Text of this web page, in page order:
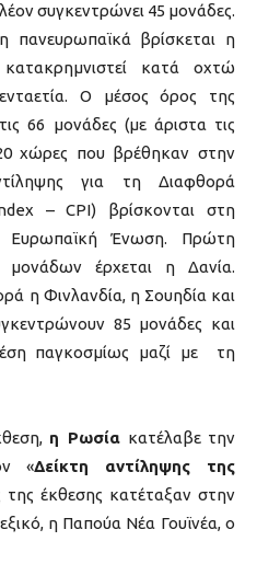
συγκεντρώνει 45 μονάδες.
πανευρωπαϊκά βρίσκεται η
κατά οχτώ
Ο μέσος όρος της
66 μονάδες (με άριστα τις
χώρες που βρέθηκαν στην
για τη Διαφθορά
– CPI) βρίσκονται στη
Ευρωπαϊκή Ένωση. Πρώτη
έρχεται η Δανία.
η Φινλανδία, η Σουηδία και
85 μονάδες και
παγκοσμίως μαζί με τη
η Ρωσία κατέλαβε την
«Δείκτη αντίληψης της
της έκθεσης κατέταξαν στην
η Παπούα Νέα Γουϊνέα, ο